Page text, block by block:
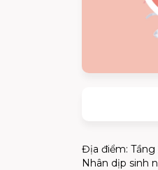
Địa điểm: Tầng
Nhân dịp sinh